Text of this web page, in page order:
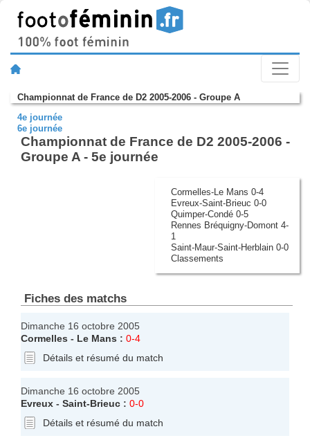
Championnat de France de D2 2005-2006 - Groupe A
4e journée
6e journée
Championnat de France de D2 2005-2006 -
Groupe A - 5e journée
Cormelles-Le Mans 0-4
Evreux-Saint-Brieuc 0-0
Quimper-Condé 0-5
Rennes Bréquigny-Domont 4-
1
Saint-Maur-Saint-Herblain 0-0
Classements
Fiches des matchs
Dimanche 16 octobre 2005
Cormelles - Le Mans : 0-4
Détails et résumé du match
Dimanche 16 octobre 2005
Evreux - Saint-Brieuc : 0-0
Détails et résumé du match